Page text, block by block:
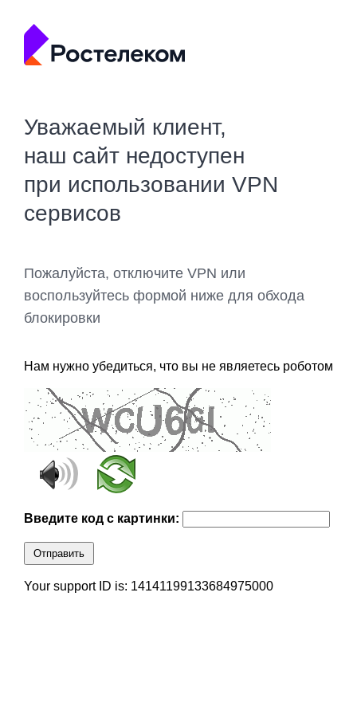
Уважаемый клиент,
наш сайт недоступен
при использовании VPN
сервисов
Пожалуйста, отключите VPN или
воспользуйтесь формой ниже для обхода
блокировки
Нам нужно убедиться, что вы не являетесь роботом
Введите код с картинки:
Отправить
Your support ID is: 14141199133684975000